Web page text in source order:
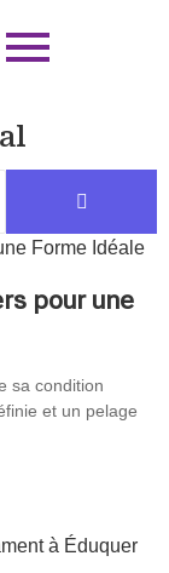
pour une
sa condition
et un pelage